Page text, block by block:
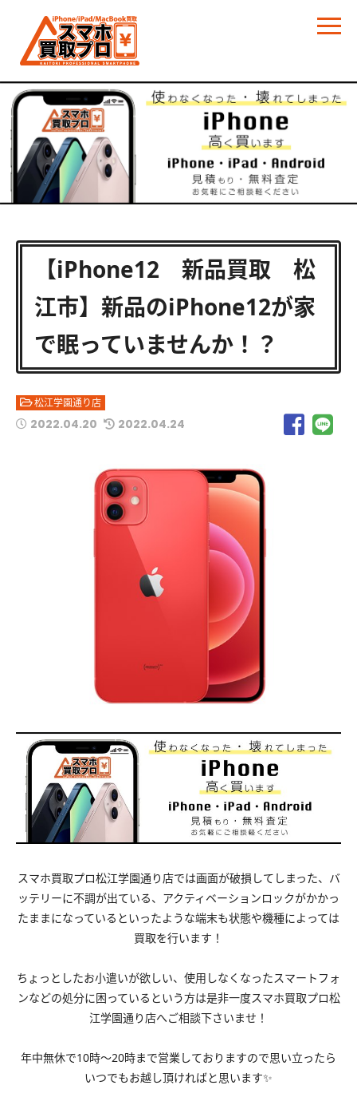
【iPhone12 新品買取 松
江市】新品のiPhone12が家
で眠っていませんか！？
松江学園通り店
2022.04.20 2022.04.24
スマホ買取プロ松江学園通り店では画面が破損してしまった、バ
ッテリーに不調が出ている、アクティベーションロックがかかっ
たままになっているといったような端末も状態や機種によっては
買取を行います！
ちょっとしたお小遣いが欲しい、使用しなくなったスマートフォ
ンなどの処分に困っているという方は是非一度スマホ買取プロ松
江学園通り店へご相談下さいませ！
年中無休で10時～20時まで営業しておりますので思い立ったら
いつでもお越し頂ければと思います✨